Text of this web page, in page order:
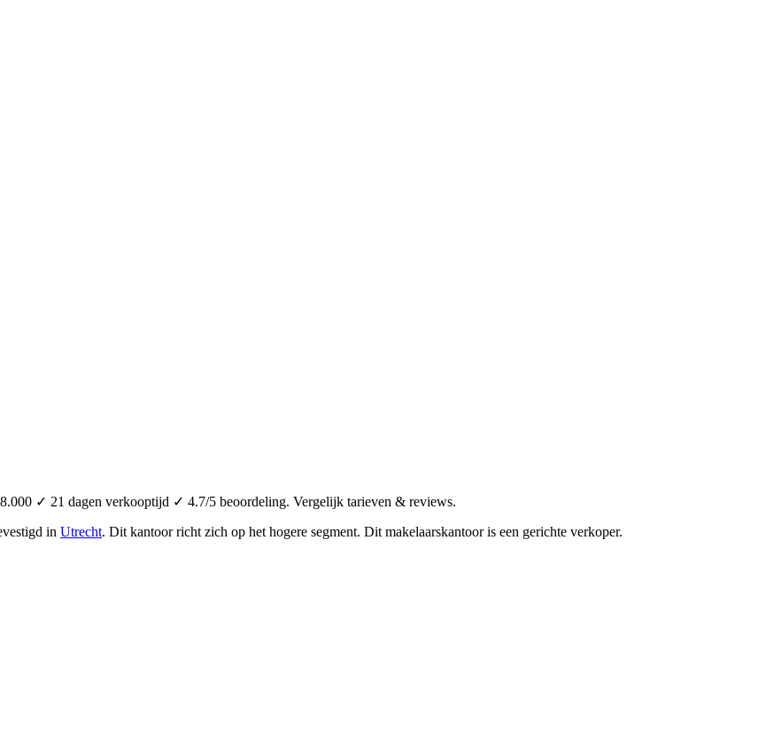
✓ 21 dagen verkooptijd ✓ 4.7/5 beoordeling. Vergelijk tarieven & reviews.
in Utrecht. Dit kantoor richt zich op het hogere segment. Dit makelaarskantoor is een gerichte verkoper.